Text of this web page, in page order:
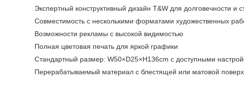
Экспертный конструктивный дизайн T&W для долговечности и
Совместимость с несколькими форматами художественных
Возможности рекламы с высокой видимостью
Полная цветовая печать для яркой графики
Стандартный размер: W50×D25×H136cm с доступными
Перерабатываемый материал с блестящей или матовой